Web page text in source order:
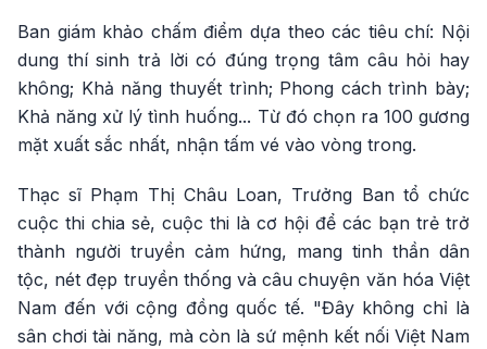
Ban giám khảo chấm điểm dựa theo các tiêu chí: Nội
dung thí sinh trả lời có đúng trọng tâm câu hỏi hay
không; Khả năng thuyết trình; Phong cách trình bày;
Khả năng xử lý tình huống... Từ đó chọn ra 100 gương
mặt xuất sắc nhất, nhận tấm vé vào vòng trong.
Thạc sĩ Phạm Thị Châu Loan, Trưởng Ban tổ chức
cuộc thi chia sẻ, cuộc thi là cơ hội để các bạn trẻ trở
thành người truyền cảm hứng, mang tinh thần dân
tộc, nét đẹp truyền thống và câu chuyện văn hóa Việt
Nam đến với cộng đồng quốc tế. "Đây không chỉ là
sân chơi tài năng, mà còn là sứ mệnh kết nối Việt Nam